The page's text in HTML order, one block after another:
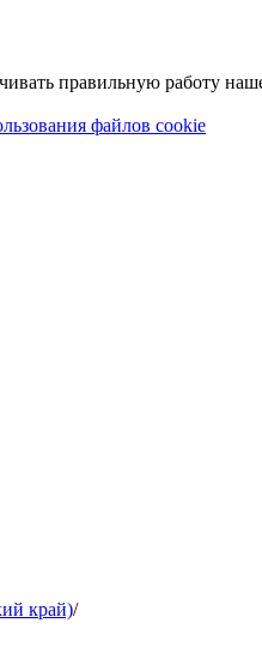
правильную работу
файлов cookie
край)/